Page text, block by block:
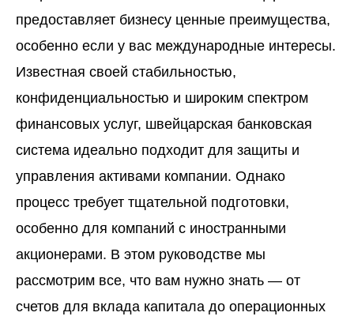
предоставляет бизнесу ценные преимущества,
особенно если у вас международные интересы.
Известная своей стабильностью,
конфиденциальностью и широким спектром
финансовых услуг, швейцарская банковская
система идеально подходит для защиты и
управления активами компании. Однако
процесс требует тщательной подготовки,
особенно для компаний с иностранными
акционерами. В этом руководстве мы
рассмотрим все, что вам нужно знать — от
счетов для вклада капитала до операционных